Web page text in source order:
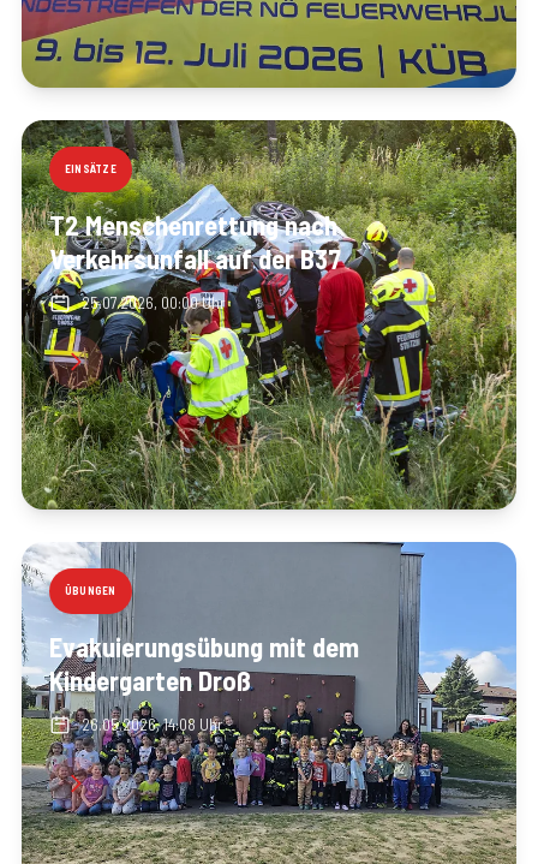
EINSÄTZE
T2 Menschenrettung nach
Verkehrsunfall auf der B37
25.07.2026, 00:00 Uhr
ÜBUNGEN
Evakuierungsübung mit dem
Kindergarten Droß
26.05.2026, 14:08 Uhr